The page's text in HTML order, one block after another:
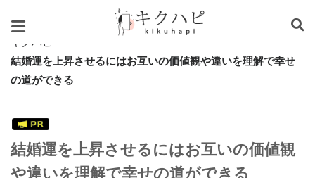
スグレタ
キクハピ
結婚運を上昇させるにはお互いの価値観や違いを理解で幸せ
の道ができる
結婚運を上昇させるにはお互いの価値観
や違いを理解で幸せの道ができる